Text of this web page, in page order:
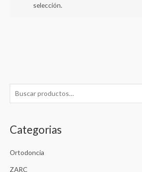
u
c
r
p
Categorias
Ortodoncia
ZARC
selección.